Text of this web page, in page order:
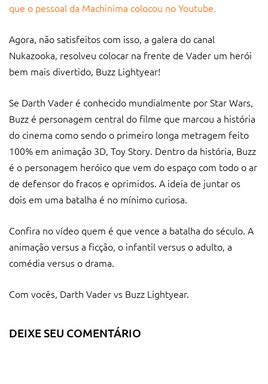
que o pessoal da Machinima colocou no Youtube.
Agora, não satisfeitos com isso, a galera do canal
Nukazooka, resolveu colocar na frente de Vader um herói
bem mais divertido, Buzz Lightyear!
Se Darth Vader é conhecido mundialmente por Star Wars,
Buzz é personagem central do filme que marcou a história
do cinema como sendo o primeiro longa metragem feito
100% em animação 3D, Toy Story. Dentro da história, Buzz
é o personagem heróico que vem do espaço com todo o ar
de defensor do fracos e oprimidos. A ideia de juntar os
dois em uma batalha é no mínimo curiosa.
Confira no vídeo quem é que vence a batalha do século. A
animação versus a ficção, o infantil versus o adulto, a
comédia versus o drama.
Com vocês, Darth Vader vs Buzz Lightyear.
DEIXE SEU COMENTÁRIO